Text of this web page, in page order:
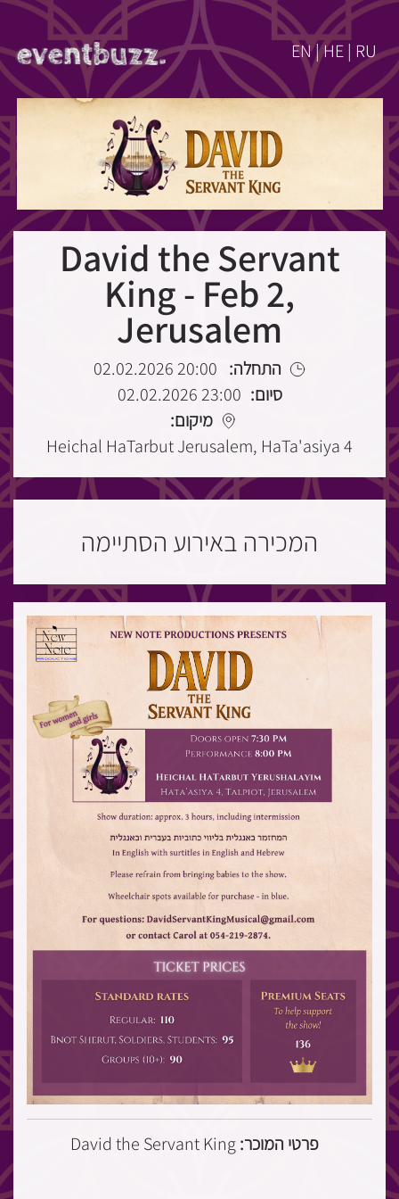
EN | HE | RU
David the Servant
King - Feb 2,
Jerusalem
התחלה: 20:00 02.02.2026
סיום: 23:00 02.02.2026
מיקום:
Heichal HaTarbut Jerusalem, HaTa'asiya 4
המכירה באירוע הסתיימה
פרטי המוכר:David the Servant King